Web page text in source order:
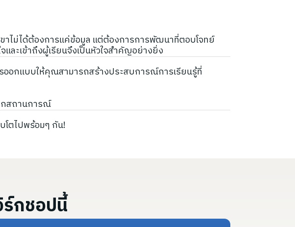
าไม่ได้ต้องการแค่ข้อมูล แต่ต้องการการพัฒนาที่ตอบโจทย์
และเข้าถึงผู้เรียนจึงเป็นหัวใจสำคัญอย่างยิ่ง
อกแบบให้คุณสามารถสร้างประสบการณ์การเรียนรู้ที่
กสถานการณ์
โตไปพร้อมๆ กัน!
กชอปนี้